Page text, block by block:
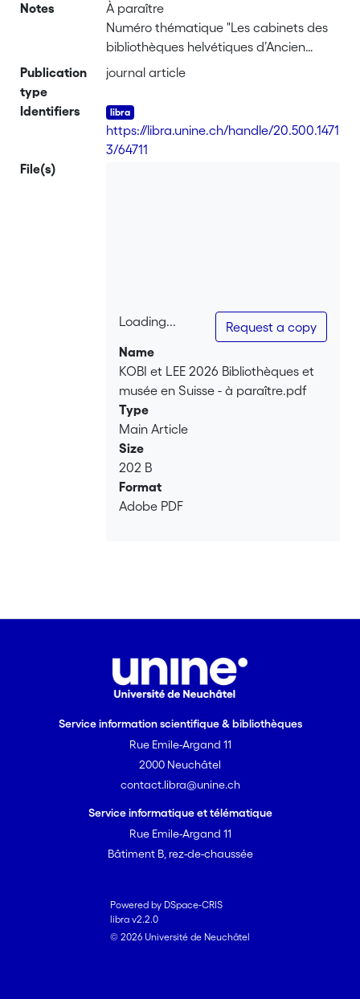
Notes
À paraître
Numéro thématique "Les cabinets des
bibliothèques helvétiques d’Ancien
Régime"
Publication
type
journal article
Identifiers
https://libra.unine.ch/handle/20.500.1471
3/64711
File(s)
Loading...
Loading...
Request a copy
Name
KOBI et LEE 2026 Bibliothèques et
musée en Suisse - à paraître.pdf
Type
Main Article
Size
202 B
Format
Adobe PDF
Service information scientifique & bibliothèques
Rue Emile-Argand 11
2000 Neuchâtel
contact.libra@unine.ch
Service informatique et télématique
Rue Emile-Argand 11
Bâtiment B, rez-de-chaussée
Powered by DSpace-CRIS
libra v2.2.0
© 2026 Université de Neuchâtel